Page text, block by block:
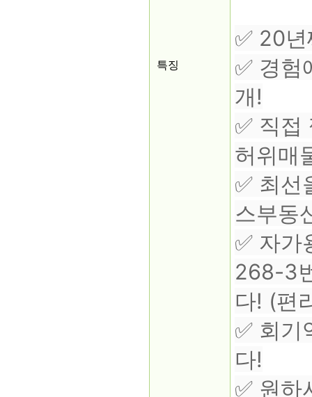
특징
✅ 20
✅ 경험
개!
✅ 직
허위매
✅ 최선
스부동
✅ 자가
268-3
다! (편
✅ 회기
다!
✅ 원